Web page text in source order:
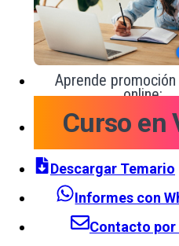
Aprende
online:
Curso en
Descargar Temario
Informes con
Contacto por